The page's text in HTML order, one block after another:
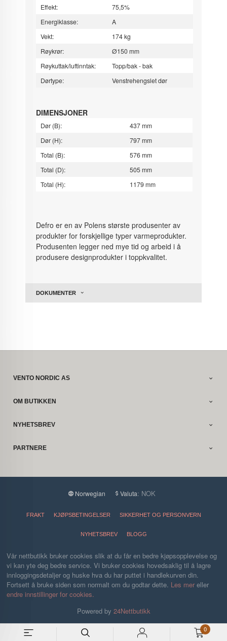
0
Effekt:
75,5%
Energiklasse:
A
Vekt:
174 kg
Røykrør:
Ø150 mm
Røykuttak/luftinntak:
Topp/bak - bak
Dørtype:
Venstrehengslet dør
DIMENSJONER
Dør (B):
437 mm
Dør (H):
797 mm
Total (B):
576 mm
Total (D):
505 mm
Total (H):
1179 mm
Defro er en av Polens største produsenter av
produkter for forskjellige typer varmeprodukter.
Produsenten legger ned mye tid og arbeid i å
produsere designprodukter i toppkvalitet.
DOKUMENTER
VENTO NORDIC AS
OM BUTIKKEN
NYHETSBREV
PARTNERE
Norwegian Valuta: NOK
FRAKT KJØPSBETINGELSER SIKKERHET OG PERSONVERN
NYHETSBREV BLOGG
Vår nettbutikk bruker cookies slik at du får en bedre kjøpsopplevelse og
vi kan yte deg bedre service. Vi bruker cookies hovedsaklig til å lagre
innloggingsdetaljer og huske hva du har puttet i handlekurven din.
Fortsett å bruke siden som normalt om du godtar dette. Les mer eller
endre innstillinger for cookies.
Powered by 24Nettbutikk